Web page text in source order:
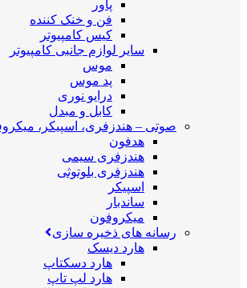
پاور
فن و خنک کننده
کیس کامپیوتر
سایر لوازم جانبی کامپیوتر
موس
پد موس
درایو نوری
کابل و مبدل
صوتی – هندزفری، اسپیکر،
هدفون
هندزفری سیمی
هندزفری بلوتوثی
اسپیکر
ساندبار
میکروفون
رسانه های ذخیره سازی
هارد دیسک
هارد دسکتاپ
هارد لپ تاپ